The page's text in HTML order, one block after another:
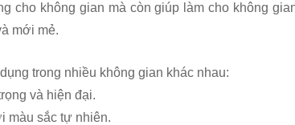
cho không gian mà còn giúp làm cho không
mới mẻ.
trong nhiều không gian khác nhau:
và hiện đại.
màu sắc tự nhiên.